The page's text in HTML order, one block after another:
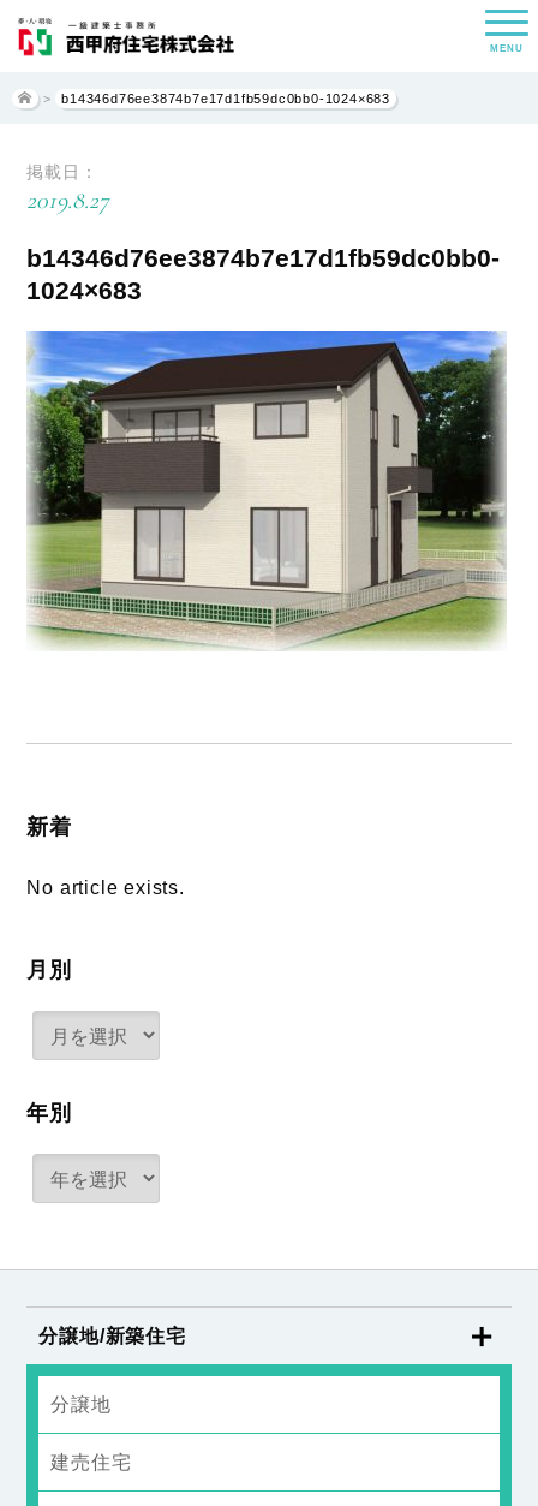
MENU
> b14346d76ee3874b7e17d1fb59dc0bb0-1024×683
掲載日：
2019.8.27
b14346d76ee3874b7e17d1fb59dc0bb0-
1024×683
新着
No article exists.
月別
年別
分譲地/新築住宅
分譲地
建売住宅